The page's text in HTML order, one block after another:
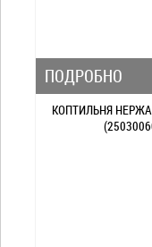
ПОДРОБНО
КОПТИЛЬНЯ